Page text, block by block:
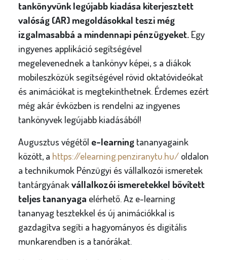
tankönyvünk legújabb kiadása kiterjesztett
valóság (AR) megoldásokkal teszi még
izgalmasabbá a mindennapi pénzügyeket.Egy
ingyenes applikáció segítségével
megelevenednek a tankönyv képei, s a diákok
mobileszközük segítségével rövid oktatóvideókat
és animációkat is megtekinthetnek. Érdemes ezért
még akár évközben is rendelni az ingyenes
tankönyvek legújabb kiadásából!
Augusztus végétől e-learningtananyagaink
között, a https://elearning.penziranytu.hu/oldalon
a technikumok Pénzügyi és vállalkozói ismeretek
tantárgyánakvállalkozói ismeretekkel bővített
teljes tananyaga elérhető. Az e-learning
tananyag tesztekkel és új animációkkal is
gazdagítva segíti a hagyományos és digitális
munkarendben is a tanórákat.